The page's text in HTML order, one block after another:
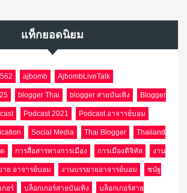
แท็กยอดนิยม
ajbomb AjbombLiveTalk
blogger Thai blogger สายบันเทิง Blogger
Podcast 2021 Podcast อาจารย์บอม
Social Media Thai Blogger Thailand
การสื่อสารทางการเมือง การเมืองดิจิทัล งาน
าย อาจารย์บอม งานบรรยายอาจารย์บอม ชนัฐ
กอร์ บล็อกเกอร์สายบันเทิง บล็อกเกอร์สาย